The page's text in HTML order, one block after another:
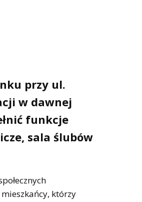
przy ul.
w dawnej
funkcje
sala ślubów
którzy